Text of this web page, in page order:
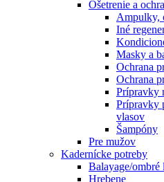
Ošetrenie a
Ampulky,
Iné
Masky a
Ochrana
Ochrana
Prípravky
Prípravky
vlasov
Šampóny
Pre mužov
Kadernícke potreby
Balayage/ombré
Hrebene